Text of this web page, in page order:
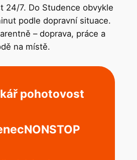
24/7. Do Studence obvykle
podle dopravní situace.
– doprava, práce a
na místě.
pohotovost
NONSTOP